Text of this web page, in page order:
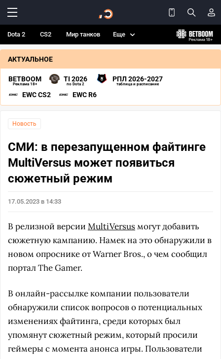
Dota 2 CS2 Мир танков Еще
АКТУАЛЬНОЕ
BETBOOM
Реклама 18+
TI 2026
по Dota 2
РПЛ 2026-2027
таблица и расписание
EWC CS2 EWC R6
Новость
СМИ: в перезапущенном файтинге
MultiVersus может появиться
сюжетный режим
17.05.2023 в 14:33
В релизной версии MultiVersusмогут добавить
сюжетную кампанию. Намек на это обнаружили в
новом опроснике от Warner Bros., о чем сообщил
портал The Gamer.
В онлайн-рассылке компании пользователи
обнаружили список вопросов о потенциальных
изменениях файтинга, среди которых был
упомянут сюжетный режим, который просили
геймеры с момента анонса игры. Пользователи